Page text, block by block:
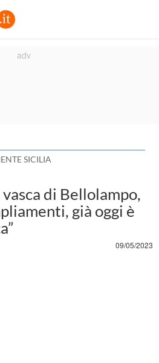
SICILIA
di Bellolampo,
già oggi è
09/05/2023